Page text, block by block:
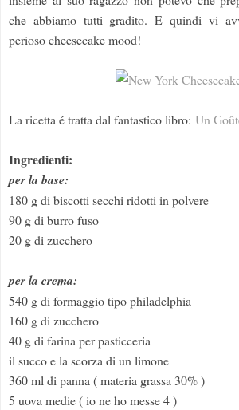
che abbiamo tutti gradito. E quindi vi
perioso cheesecake mood!
La ricetta é tratta dal fantastico libro: Un
Ingredienti:
per la base:
180 g di biscotti secchi ridotti in polvere
90 g di burro fuso
20 g di zucchero
per la crema:
540 g di formaggio tipo philadelphia
160 g di zucchero
40 g di farina per pasticceria
il succo e la scorza di un limone
360 ml di panna ( materia grassa 30% )
5 uova medie ( io ne ho messe 4 )